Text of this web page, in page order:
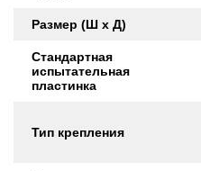
Размер (Ш x Д)
Стандартная
испытательная
пластинка
Тип крепления